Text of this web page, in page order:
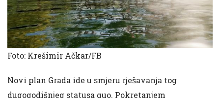
Foto: Krešimir Ačkar/FB
Novi plan Grada ide u smjeru rješavanja tog
dugogodišnjeg statusa quo. Pokretanjem